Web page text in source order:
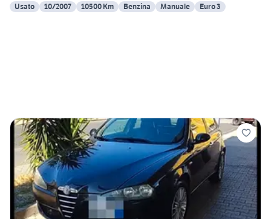
Usato
10/2007 10500 Km Benzina Manuale Euro 3